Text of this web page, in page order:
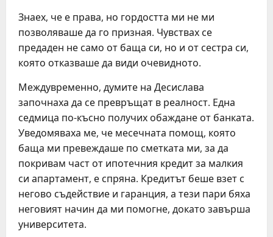
Знаех, че е права, но гордостта ми не ми
позволяваше да го призная. Чувствах се
предаден не само от баща си, но и от сестра си,
която отказваше да види очевидното.
Междувременно, думите на Десислава
започнаха да се превръщат в реалност. Една
седмица по-късно получих обаждане от банката.
Уведомяваха ме, че месечната помощ, която
баща ми превеждаше по сметката ми, за да
покривам част от ипотечния кредит за малкия
си апартамент, е спряна. Кредитът беше взет с
негово съдействие и гаранция, а тези пари бяха
неговият начин да ми помогне, докато завърша
университета.